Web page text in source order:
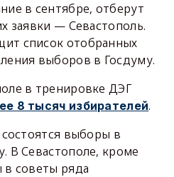
в сентябре, отберут
заявки — Севастополь.
список отобранных
выборов в Госдуму.
в тренировке ДЭГ
8 тысяч избирателей.
состоятся выборы в
В Севастополе, кроме
советы ряда